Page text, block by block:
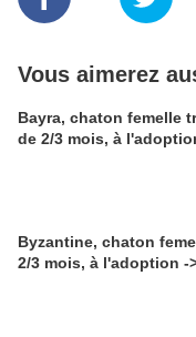
Vous aimerez
Bayra, chaton femelle
de 2/3 mois, à
Byzantine, chaton
2/3 mois, à l'adoption -